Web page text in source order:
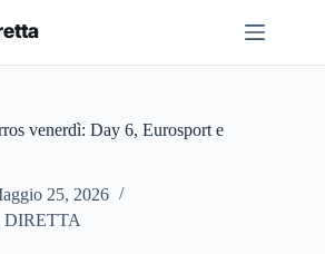
venerdì: Day 6, Eurosport e
25, 2026